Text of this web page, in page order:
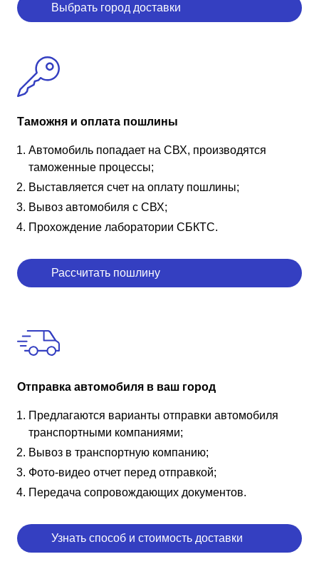
Выбрать город доставки
Таможня и оплата пошлины
Автомобиль попадает на СВХ, производятся
таможенные процессы;
Выставляется счет на оплату пошлины;
Вывоз автомобиля с СВХ;
Прохождение лаборатории СБКТС.
Рассчитать пошлину
Отправка автомобиля в ваш город
Предлагаются варианты отправки автомобиля
транспортными компаниями;
Вывоз в транспортную компанию;
Фото-видео отчет перед отправкой;
Передача сопровождающих документов.
Узнать способ и стоимость доставки